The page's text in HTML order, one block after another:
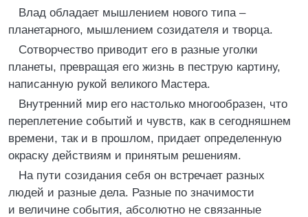
Влад обладает мышлением нового типа –
планетарного, мышлением созидателя и творца.
Сотворчество приводит его в разные уголки
планеты, превращая его жизнь в пеструю картину,
написанную рукой великого Мастера.
Внутренний мир его настолько многообразен, что
переплетение событий и чувств, как в сегодняшнем
времени, так и в прошлом, придает определенную
окраску действиям и принятым решениям.
На пути созидания себя он встречает разных
людей и разные дела. Разные по значимости
и величине события, абсолютно не связанные